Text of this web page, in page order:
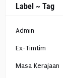
Label ~ Tag
Admin
Ex-Timtim
Masa Kerajaan